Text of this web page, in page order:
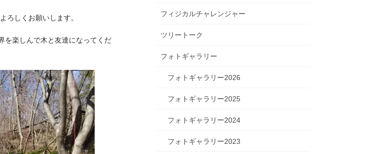
ろしくお願いします。
を楽しんで木と友達になってくだ
フィジカルチャレンジャー
ツリートーク
フォトギャラリー
フォトギャラリー2026
フォトギャラリー2025
フォトギャラリー2024
フォトギャラリー2023